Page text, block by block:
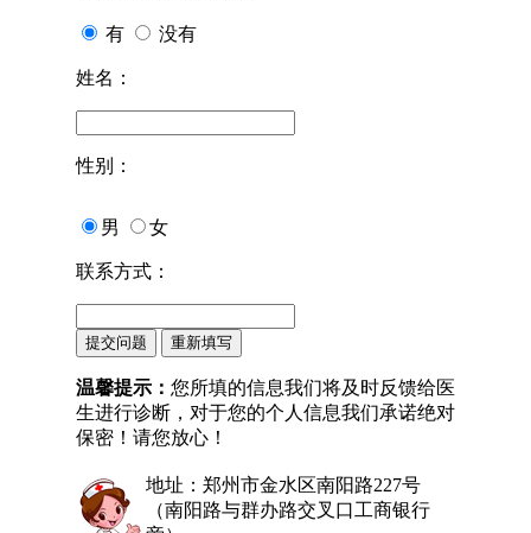
有 没有
姓名：
性别：
男 女
联系方式：
温馨提示： 您所填的信息我们将及时反馈给医
生进行诊断，对于您的个人信息我们承诺绝对
保密！请您放心！
地址：郑州市金水区南阳路227号
（南阳路与群办路交叉口工商银行